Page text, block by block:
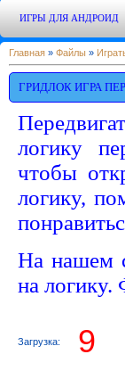
ИГРЫ ДЛЯ АНДРОИД
Главная » Файлы »
ГРИДЛОК ИГРА
логику
чтобы
логику,
На нашем
на логику.
Загрузка: 8